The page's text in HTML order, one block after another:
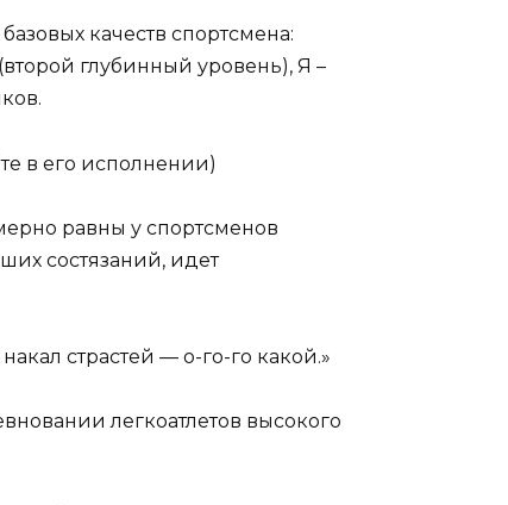
качеств спортсмена:
глубинный уровень), Я –
в его исполнении)
равны у спортсменов
состязаний, идет
страстей — о-го-го какой.»
легкоатлетов высокого